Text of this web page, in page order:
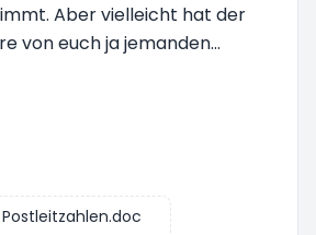
Aber vielleicht hat der
von euch ja jemanden...